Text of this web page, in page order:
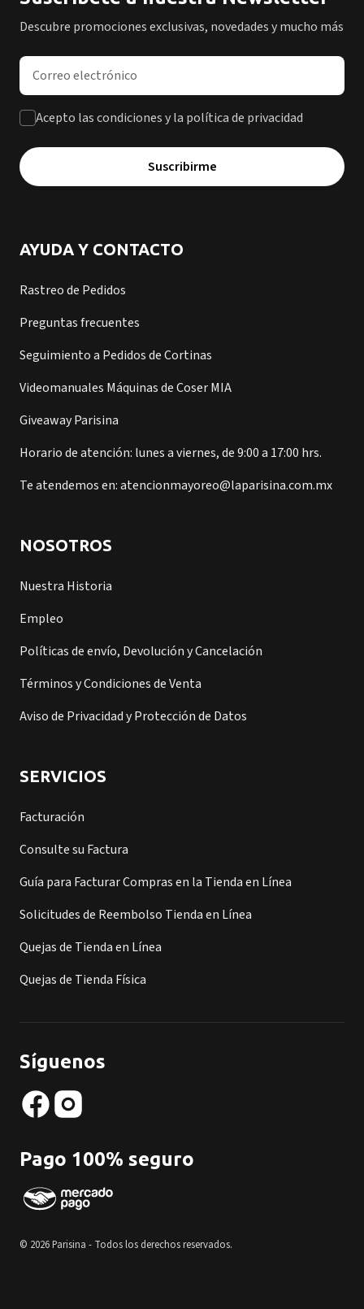
Descubre promociones exclusivas, novedades y mucho más
Dirección de correo electrónico
Acepto las condiciones y la política de privacidad
Suscribirme
AYUDA Y CONTACTO
Rastreo de Pedidos
Preguntas frecuentes
Seguimiento a Pedidos de Cortinas
Videomanuales Máquinas de Coser MIA
Giveaway Parisina
Horario de atención: lunes a viernes, de 9:00 a 17:00 hrs.
Te atendemos en: atencionmayoreo@laparisina.com.mx
NOSOTROS
Nuestra Historia
Empleo
Políticas de envío, Devolución y Cancelación
Términos y Condiciones de Venta
Aviso de Privacidad y Protección de Datos
SERVICIOS
Facturación
Consulte su Factura
Guía para Facturar Compras en la Tienda en Línea
Solicitudes de Reembolso Tienda en Línea
Quejas de Tienda en Línea
Quejas de Tienda Física
Síguenos
Pago 100% seguro
© 2026 Parisina - Todos los derechos reservados.